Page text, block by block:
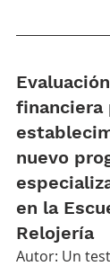
financiera
nuevo
en la
Relojería
Autor: Un